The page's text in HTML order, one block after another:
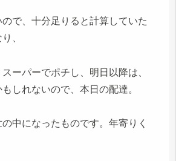
で、十分足りると計算していた
、
ーパーでポチし、明日以降は、
しれないので、本日の配達。
中になったものです。年寄りく